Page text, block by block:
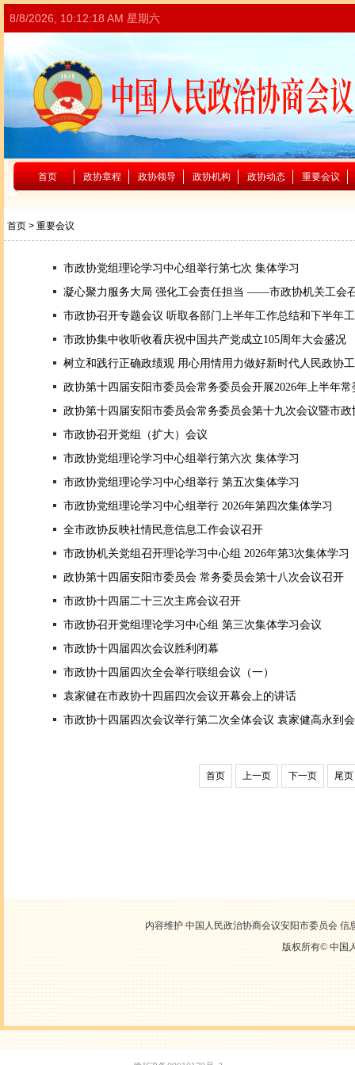
8/8/2026, 10:12:18 AM 星期六
首页 政协章程 政协领导 政协机构 政协动态 重要会议
首页 > 重要会议
市政协党组理论学习中心组举行第七次 集体学习
凝心聚力服务大局 强化工会责任担当 ——市政协机关工会
市政协召开专题会议 听取各部门上半年工作总结和下半年
市政协集中收听收看庆祝中国共产党成立105周年大会盛况
树立和践行正确政绩观 用心用情用力做好新时代人民政协
政协第十四届安阳市委员会常务委员会开展2026年上半年
政协第十四届安阳市委员会常务委员会第十九次会议暨市
市政协召开党组（扩大）会议
市政协党组理论学习中心组举行第六次 集体学习
市政协党组理论学习中心组举行 第五次集体学习
市政协党组理论学习中心组举行 2026年第四次集体学习
全市政协反映社情民意信息工作会议召开
市政协机关党组召开理论学习中心组 2026年第3次集体学习
政协第十四届安阳市委员会 常务委员会第十八次会议召开
市政协十四届二十三次主席会议召开
市政协召开党组理论学习中心组 第三次集体学习会议
市政协十四届四次会议胜利闭幕
市政协十四届四次全会举行联组会议（一）
袁家健在市政协十四届四次会议开幕会上的讲话
市政协十四届四次会议举行第二次全体会议 袁家健高永到
首页 上一页 下一页 尾页
内容维护 中国人民政治协商会议安阳市委员会
版权所有© 中国